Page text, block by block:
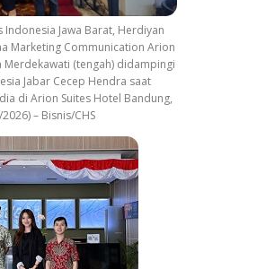
Indonesia Jawa Barat, Herdiyan
Marketing Communication Arion
Merdekawati (tengah) didampingi
Jabar Cecep Hendra saat
di Arion Suites Hotel Bandung,
– Bisnis/CHS